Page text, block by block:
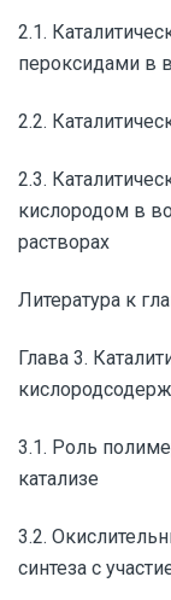
2.1.
пероксидами в
2.2.
2.3.
кислородом в
растворах
Литература к
Глава 3.
3.1. Роль
катализе
3.2.
синтеза с